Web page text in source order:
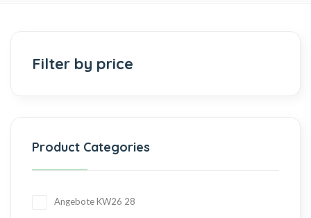
Filter by price
Product Categories
Angebote KW26 28